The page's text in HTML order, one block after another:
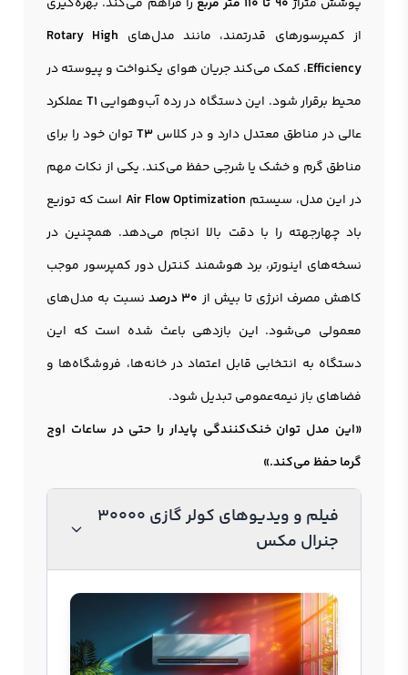
از کمپرسورهای قدرتمند، مانند مدل‌های Rotary High
Efficiency، کمک می‌کند جریان هوای یکنواخت و پیوسته در
محیط برقرار شود. این دستگاه در رده آب‌وهوایی T1عملکرد
عالی در مناطق معتدل دارد و در کلاس T3توان خود را برای
مناطق گرم و خشک یا شرجی حفظ می‌کند. یکی از نکات مهم
در این مدل، سیستم Air Flow Optimizationاست که توزیع
باد چهارجهته را با دقت بالا انجام می‌دهد. همچنین در
نسخه‌های اینورتر، برد هوشمند کنترل دور کمپرسور موجب
کاهش مصرف انرژی تا بیش از ۳۰ درصد
نسبت به مدل‌های
معمولی می‌شود. این بازدهی باعث شده است که این
دستگاه به انتخابی قابل اعتماد در خانه‌ها، فروشگاه‌ها و
فضاهای باز نیمه‌عمومی تبدیل شود.
«این مدل توان خنک‌کنندگی پایدار را حتی در ساعات اوج
گرما حفظ می‌کند.»
فیلم و ویدیوهای کولر گازی 30000
جنرال مکس